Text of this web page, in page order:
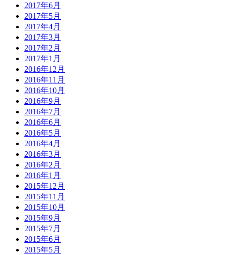
2017年6月
2017年5月
2017年4月
2017年3月
2017年2月
2017年1月
2016年12月
2016年11月
2016年10月
2016年9月
2016年7月
2016年6月
2016年5月
2016年4月
2016年3月
2016年2月
2016年1月
2015年12月
2015年11月
2015年10月
2015年9月
2015年7月
2015年6月
2015年5月